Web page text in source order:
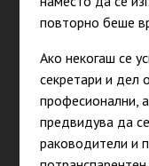
повторно беше
Ако некогаш се
секретари и дел
професионални,
предвидува да
раководители и